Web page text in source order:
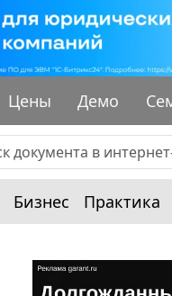
Цены Демо
Бизнес Практика